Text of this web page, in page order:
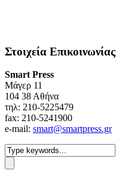
Στοιχεία Επικοινωνίας
Smart Press
Mάγερ 11
104 38 Αθήνα
τηλ: 210-5225479
fax: 210-5241900
e-mail: smart@smartpress.gr